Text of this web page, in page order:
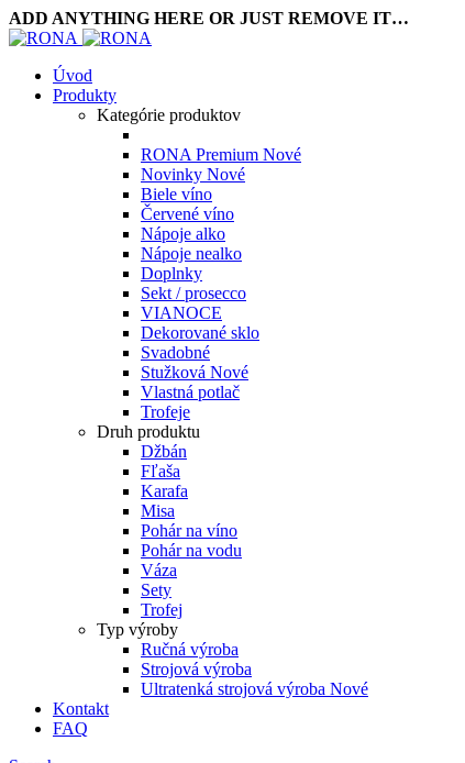
ADD ANYTHING HERE OR JUST REMOVE IT…
Úvod
Produkty
Kategórie produktov
RONA Premium Nové
Novinky Nové
Biele víno
Červené víno
Nápoje alko
Nápoje nealko
Doplnky
Sekt / prosecco
VIANOCE
Dekorované sklo
Svadobné
Stužková Nové
Vlastná potlač
Trofeje
Druh produktu
Džbán
Fľaša
Karafa
Misa
Pohár na víno
Pohár na vodu
Váza
Sety
Trofej
Typ výroby
Ručná výroba
Strojová výroba
Ultratenká strojová výroba Nové
Kontakt
FAQ